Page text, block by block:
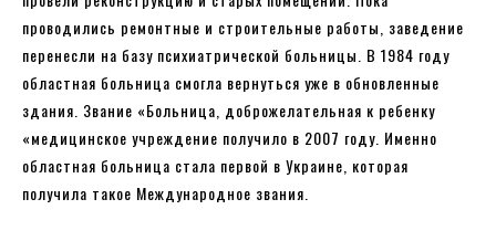
проводились ремонтные и строительные работы, заведение
перенесли на базу психиатрической больницы. В 1984 году
областная больница смогла вернуться уже в обновленные
здания. Звание «Больница, доброжелательная к ребенку
«медицинское учреждение получило в 2007 году. Именно
областная больница стала первой в Украине, которая
получила такое Международное звания.